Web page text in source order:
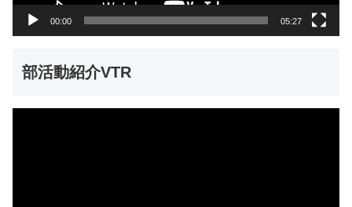
00:00 05:27
部活動紹介VTR